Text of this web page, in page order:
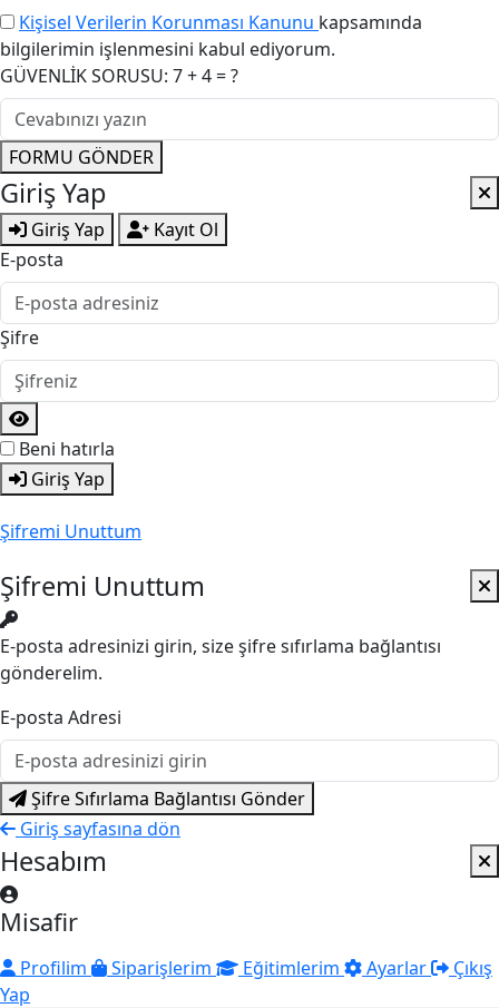
Kişisel Verilerin Korunması Kanunu kapsamında
bilgilerimin işlenmesini kabul ediyorum.
GÜVENLİK SORUSU: 7 + 4 = ?
FORMU GÖNDER
Giriş Yap
Giriş Yap
Kayıt Ol
E-posta
Şifre
Beni hatırla
Giriş Yap
Şifremi Unuttum
Şifremi Unuttum
E-posta adresinizi girin, size şifre sıfırlama bağlantısı
gönderelim.
E-posta Adresi
Şifre Sıfırlama Bağlantısı Gönder
Giriş sayfasına dön
Hesabım
Misafir
Profilim Siparişlerim Eğitimlerim Ayarlar
Çıkış
Yap